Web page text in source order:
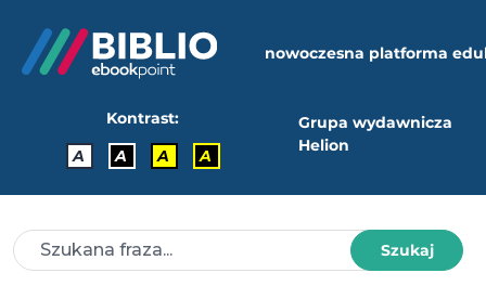
nowoczesna platforma
Kontrast:
A
A A A
Grupa wydawnicza
Helion
Szukaj